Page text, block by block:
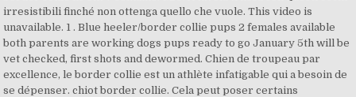
irresistibili finché non ottenga quello che vuole. This video is
unavailable. 1 . Blue heeler/border collie pups 2 females available
both parents are working dogs pups ready to go January 5th will be
vet checked, first shots and dewormed. Chien de troupeau par
excellence, le border collie est un athlète infatigable qui a besoin de
se dépenser. chiot border collie. Cela peut poser certains